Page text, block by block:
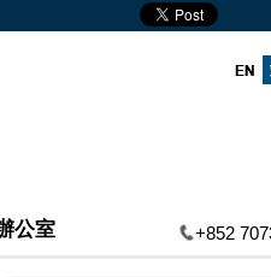
公室 +852